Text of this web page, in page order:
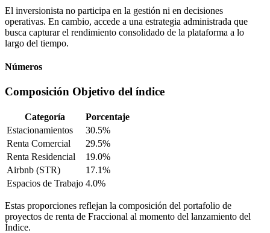
El inversionista no participa en la gestión ni en decisiones
operativas. En cambio, accede a una estrategia administrada que
busca capturar el rendimiento consolidado de la plataforma a lo
largo del tiempo.
Números
Composición Objetivo del índice
Categoría
Porcentaje
Estacionamientos
30.5%
Renta Comercial
29.5%
Renta Residencial
19.0%
Airbnb (STR)
17.1%
Espacios de Trabajo 4.0%
Estas proporciones reflejan la composición del portafolio de
proyectos de renta de Fraccional al momento del lanzamiento del
Índice.